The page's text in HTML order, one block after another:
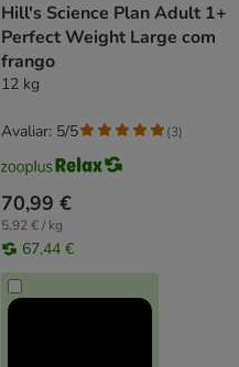
Hill's Science Plan Adult 1+
Perfect Weight Large com
frango
12 kg
70,99 €
5,92 € / kg
67,44 €
Avaliar: 5/5 (3)